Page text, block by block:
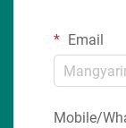
Email
Mobile/